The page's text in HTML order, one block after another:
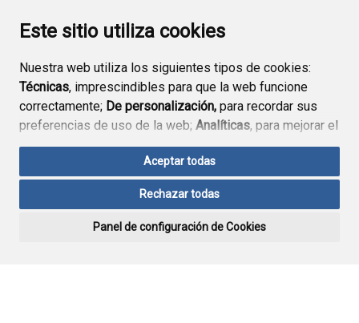
Este sitio utiliza cookies
Nuestra web utiliza los siguientes tipos de cookies:
Técnicas, imprescindibles para que la web funcione
correctamente; De personalización, para recordar sus
preferencias de uso de la web; Analíticas, para mejorar el
funcionamiento de la web y sus servicios.
Si acepta pulsando el botón“Aceptar todas”
consideramos que acepta su uso. Si pulsa el botón
ninguna acción, se guardarán las cookies técnicas
Aceptar todas
Rechazar todas
Panel de configuración de Cookies